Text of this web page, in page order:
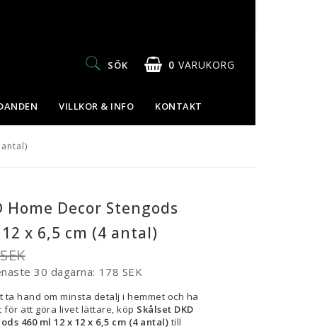
0 VARUKORG
SÖK
VILLKOR & INFO KONTAKT
Home Decor Stengods
x 6,5 cm (4 antal)
30 dagarna 178 SEK
ta hand om minsta detalj i hemmet och ha
för att göra livet lättare, köp Skålset DKD
460 ml 12 x 12 x 6,5 cm (4 antal) till